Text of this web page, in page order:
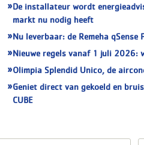
De installateur wordt
markt nu nodig heeft
Nu leverbaar: de Remeha
Nieuwe regels vanaf 1 juli 2026:
Olimpia Splendid Unico, de
Geniet direct van gekoeld en
CUBE